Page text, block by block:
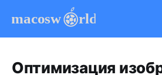
Оптимизация